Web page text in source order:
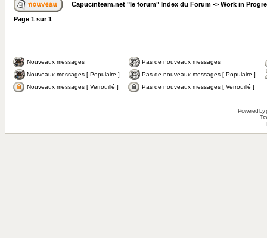
Capucinteam.net "le forum" Index du Forum -> Work in
Page 1 sur1
Nouveaux messages
Pas de nouveaux messages
Nouveaux messages [ Populaire ]
Pas de nouveaux messages [ Populaire ]
Nouveaux messages [ Verrouillé ]
Pas de nouveaux messages [ Verrouillé ]
Powered by